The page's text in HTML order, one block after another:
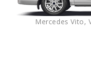
Mercedes Vito,